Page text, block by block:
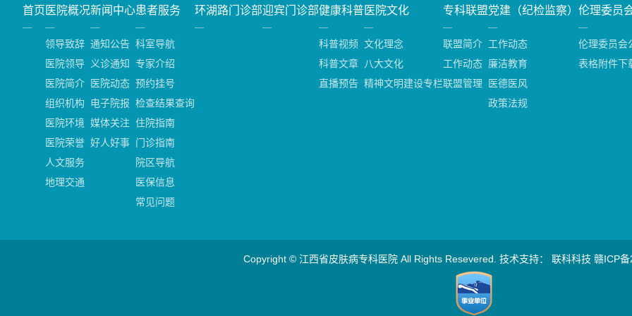
首页 医院概况
领导致辞
医院领导
医院简介
组织机构
医院环境
医院荣誉
人文服务
地理交通
新闻中心
通知公告
义诊通知
医院动态
电子院报
媒体关注
好人好事
患者服务
科室导航
专家介绍
预约挂号
检查结果查询
住院指南
门诊指南
院区导航
医保信息
常见问题
环湖路门诊部迎宾门诊部健康科普
科普视频
科普文章
直播预告
医院文化
文化理念
八大文化
精神文明建设专栏
专科联盟
联盟简介
工作动态
联盟管理
党建（纪检监察）
工作动态
廉洁教育
医德医风
政策法规
伦理委员
伦理委员会
表格附件下
Copyright © 江西省皮肤病专科医院 All Rights Resevered. 技术支持： 联科科技 赣ICP